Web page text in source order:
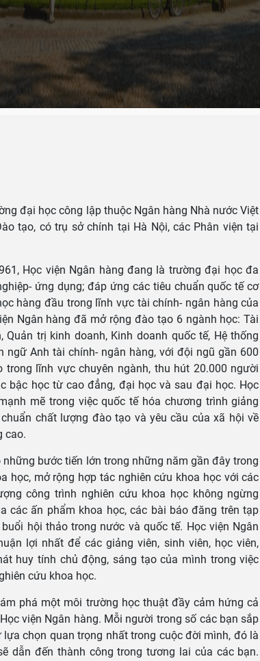
đại học công lập thuộc Ngân hàng Nhà nước Việt
tạo, có trụ sở chính tại Hà Nội, các Phân viện tại
Học viện Ngân hàng đang là trường đại học đa
ứng dụng; đáp ứng các tiêu chuẩn quốc tế cơ
hàng đầu trong lĩnh vực tài chính- ngân hàng của
Ngân hàng đã mở rộng đào tạo 6 ngành học: Tài
Quản trị kinh doanh, Kinh doanh quốc tế, Hệ thống
ngữ Anh tài chính- ngân hàng, với đội ngũ gần 600
trong lĩnh vực chuyên ngành, thu hút 20.000 người
bậc học từ cao đẳng, đại học và sau đại học. Học
mẽ trong việc quốc tế hóa chương trình giảng
chất lượng đào tạo và yêu cầu của xã hội về
cao.
những bước tiến lớn trong những năm gần đây trong
học, mở rộng hợp tác nghiên cứu khoa học với các
công trình nghiên cứu khoa học không ngừng
các ấn phẩm khoa học, các bài báo đăng trên tạp
hội thảo trong nước và quốc tế. Học viện Ngân
lợi nhất để các giảng viên, sinh viên, học viên,
huy tính chủ động, sáng tạo của mình trong việc
cứu khoa học.
phá một môi trường học thuật đầy cảm hứng cả
viện Ngân hàng. Mỗi người trong số các bạn sắp
chọn quan trọng nhất trong cuộc đời mình, đó là
dẫn đến thành công trong tương lai của các bạn.